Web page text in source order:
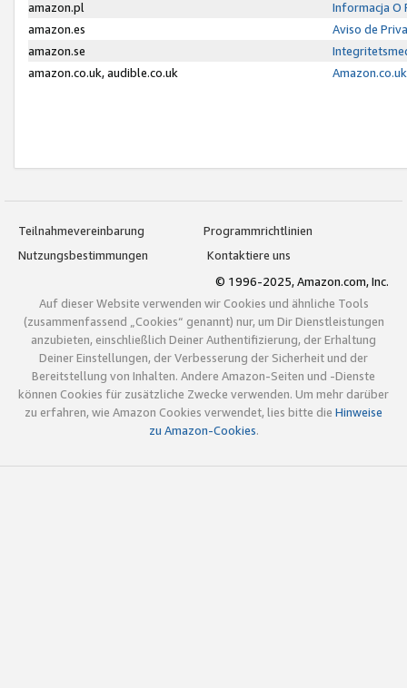
amazon.pl
Informacja O
amazon.es
Aviso de
amazon.se
amazon.co.uk, audible.co.uk
Teilnahmevereinbarung
Programmrichtlinien
Nutzungsbestimmungen
Kontaktiere uns
© 1996-2025, Amazon.com, Inc.
Auf dieser Website verwenden wir Cookies und ähnliche Tools
(zusammenfassend „Cookies“ genannt) nur, um Dir Dienstleistungen
anzubieten, einschließlich Deiner Authentifizierung, der Erhaltung
Deiner Einstellungen, der Verbesserung der Sicherheit und der
Bereitstellung von Inhalten. Andere Amazon-Seiten und -Dienste
können Cookies für zusätzliche Zwecke verwenden. Um mehr darüber
zu erfahren, wie Amazon Cookies verwendet, lies bitte die Hinweise
zu Amazon-Cookies.